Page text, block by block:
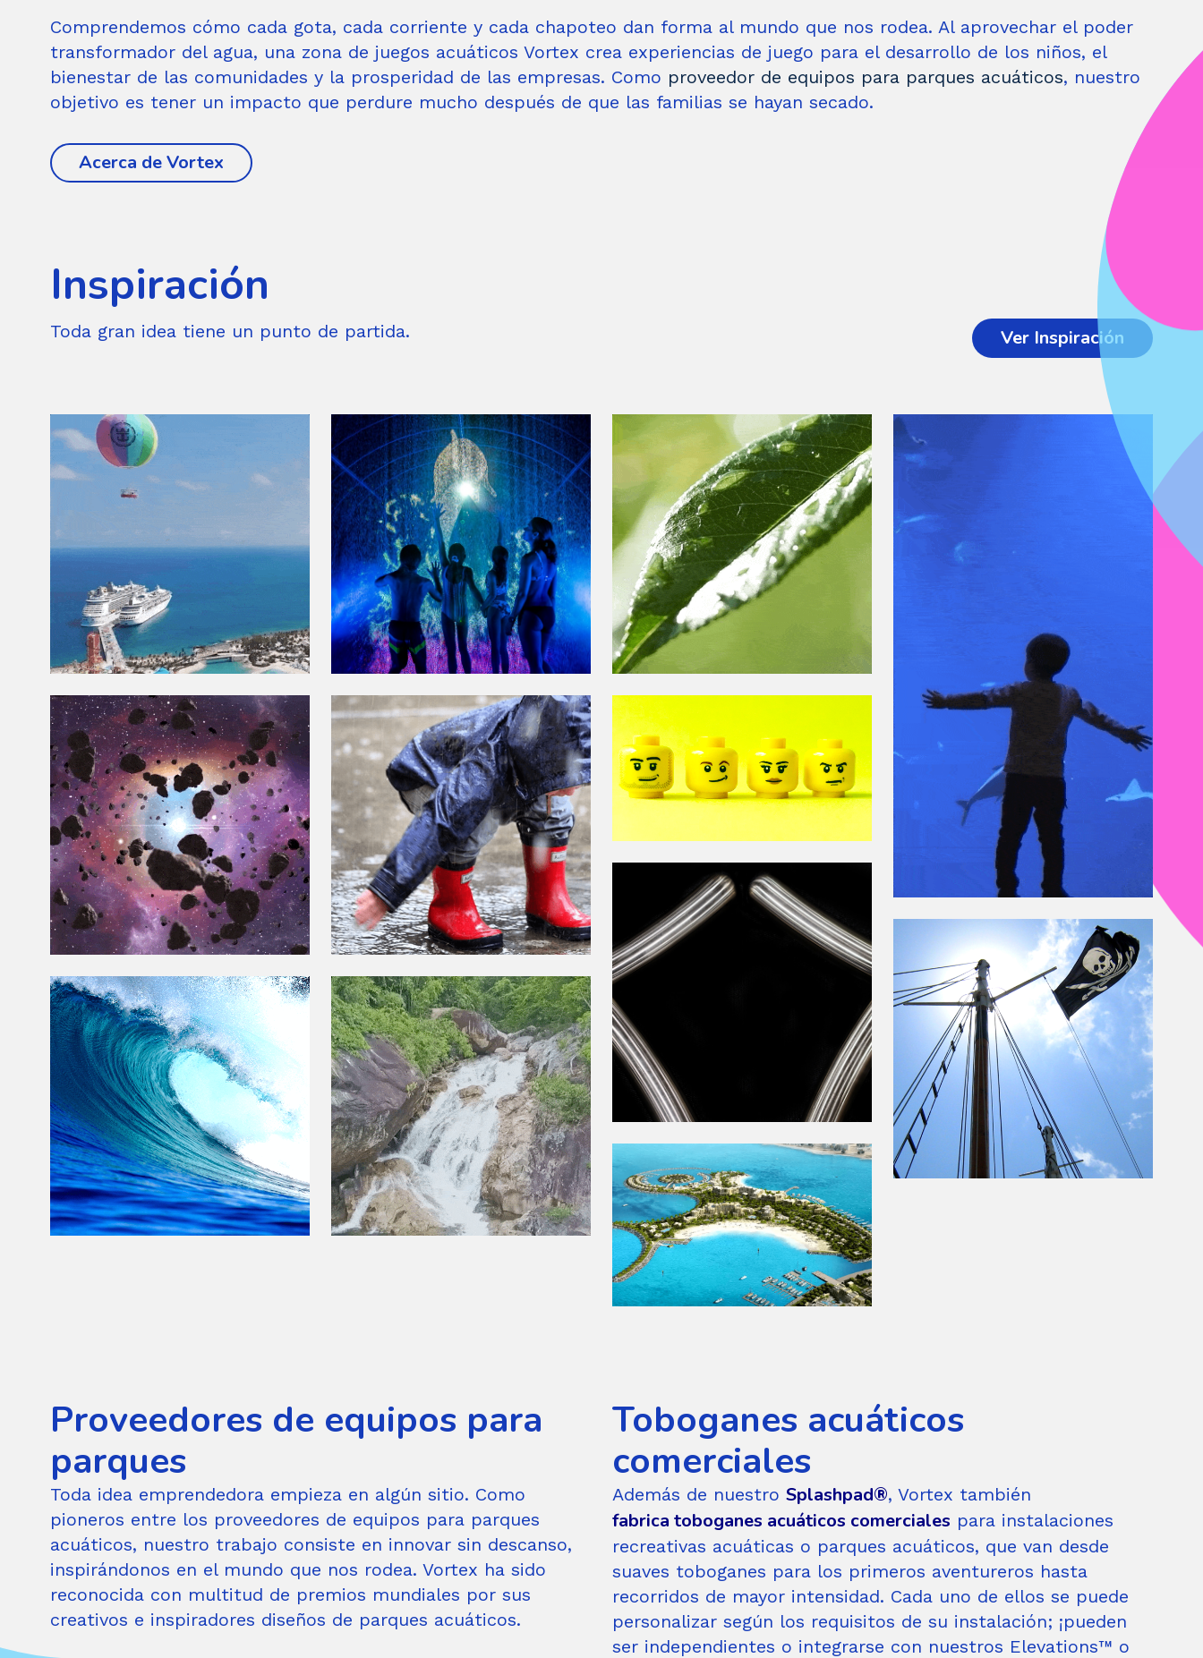
Comprendemos cómo cada gota, cada corriente y cada chapoteo dan forma al mundo que nos rodea. Al aprovechar el poder
transformador del agua, una zona de juegos acuáticos Vortex crea experiencias de juego para el desarrollo de los niños, el
bienestar de las comunidades y la prosperidad de las empresas. Como proveedor de equipos para parques acuáticos, nuestro
objetivo es tener un impacto que perdure mucho después de que las familias se hayan secado.
Acerca de Vortex
Inspiración
Toda gran idea tiene un punto de partida. Ver Inspiración
UN DÍA
PERFECTO
“JUGAR” RIMA
CON
“ESPECTACULAR”
VEGETACIÓN
EXUBERANTE
UNA
AVENTURA EN
LAS
PROFUNDIDADES
DEL MAR
QUE LLUEVA,
QUE LLUEVA
EXPLORA LA MARCA
MÁS QUERIDA
DEL MUNDO
BELLEZA Y
SOLIDEZ
ESTRUCTURAL
EN UN MISMO
HISTORIAS
LEGENDARIAS
DE ALTAMAR
ELEMENTOS
NATURALES
PARA EL JUEGO
EN LA PRIMERA
INFANCIA
EN LA OLA
LA ATRACCIÓN
PRINCIPAL
Proveedores de equipos para
parques
Toda idea emprendedora empieza en algún sitio. Como
pioneros entre los proveedores de equipos para parques
acuáticos, nuestro trabajo consiste en innovar sin descanso,
inspirándonos en el mundo que nos rodea. Vortex ha sido
reconocida con multitud de premios mundiales por sus
creativos e inspiradores diseños de parques acuáticos.
Toboganes acuáticos
comerciales
Además de nuestro Splashpad®, Vortex también
fabrica toboganes acuáticos comerciales para instalaciones
recreativas acuáticas o parques acuáticos, que van desde
suaves toboganes para los primeros aventureros hasta
recorridos de mayor intensidad. Cada uno de ellos se puede
personalizar según los requisitos de su instalación; ¡pueden
ser independientes o integrarse con nuestros Elevations™ o